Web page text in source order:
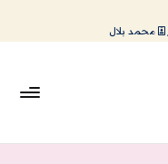
محمد بلال